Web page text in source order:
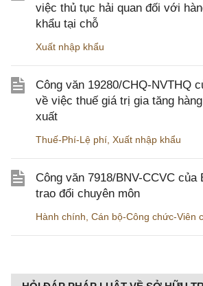
việc thủ tục hải quan đối với
khẩu tại chỗ
Xuất nhập khẩu
Công văn 19280/CHQ-NVTHQ
về việc thuế giá trị gia tăng
xuất
Thuế-Phí-Lệ phí, Xuất nhập khẩu
Công văn 7918/BNV-CCVC của
trao đổi chuyên môn
Hành chính, Cán bộ-Công chức-Viên